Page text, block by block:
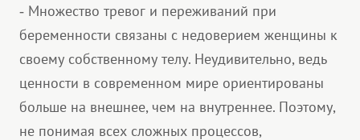
- Множество тревог и переживаний при
беременности связаны с недоверием женщины к
своему собственному телу. Неудивительно, ведь
ценности в современном мире ориентированы
больше на внешнее, чем на внутреннее. Поэтому,
не понимая всех сложных процессов,